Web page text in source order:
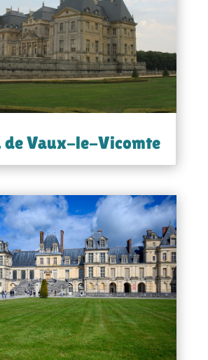
de Vaux-le-Vicomte